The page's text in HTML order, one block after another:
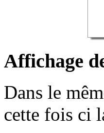
Affichage
Dans le
cette fois ci